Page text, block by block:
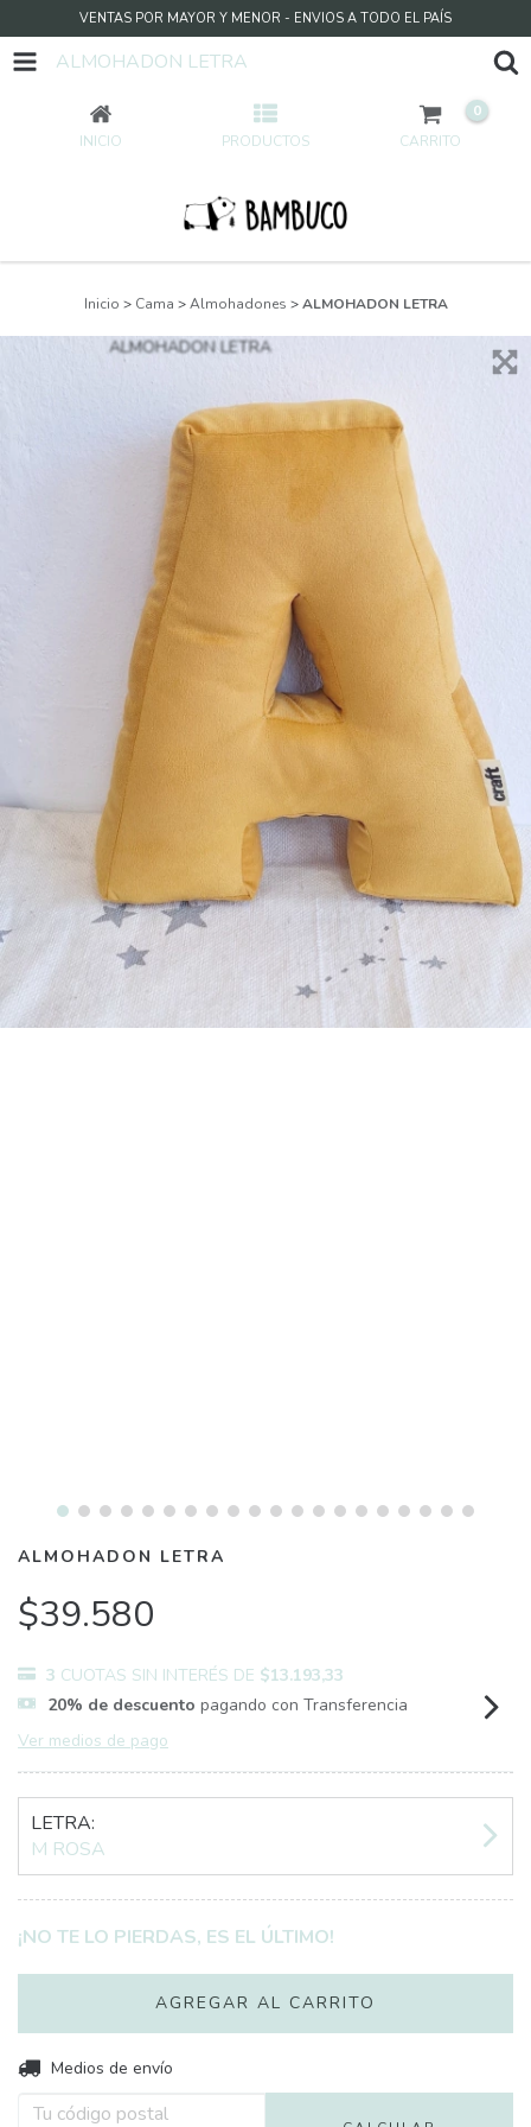
VENTAS POR MAYOR Y MENOR - ENVIOS A TODO EL PAÍS
ALMOHADON LETRA
INICIO PRODUCTOS CARRITO
0
Inicio > Cama > Almohadones > ALMOHADON LETRA
ALMOHADON LETRA
$39.580
3 CUOTAS SIN INTERÉS DE $13.193,33
20% de descuento pagando con Transferencia
Ver medios de pago
LETRA:
M ROSA
¡NO TE LO PIERDAS, ES EL ÚLTIMO!
Entregas para el CP:
Medios de envío